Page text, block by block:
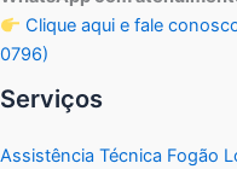
Clique aqui e fale
0796)
Serviços
Assistência Técnica Fogão